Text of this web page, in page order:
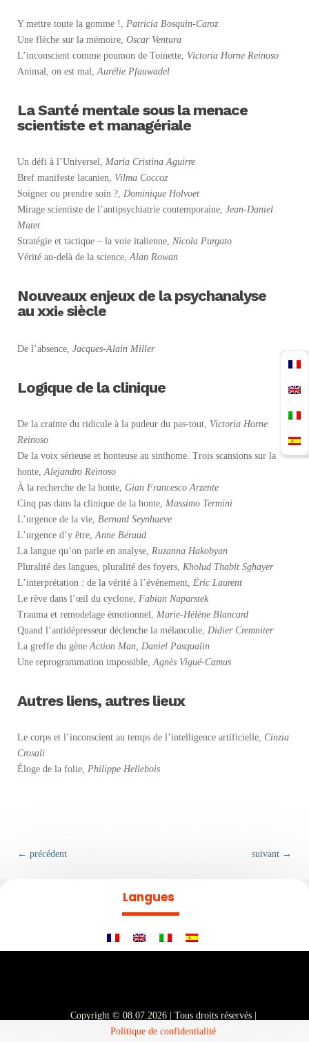
Y mettre toute la gomme !, Patricia Bosquin-Caroz
Une flèche sur la mémoire, Oscar Ventura
L’inconscient comme poumon de Toinette, Victoria Horne Reinoso
Animal, on est mal, Aurélie Pfauwadel
La Santé mentale sous la menace
scientiste et managériale
Un défi à l’Universel, Maria Cristina Aguirre
Bref manifeste lacanien, Vilma Coccoz
Soigner ou prendre soin ?, Dominique Holvoet
Mirage scientiste de l’antipsychiatrie contemporaine, Jean-Daniel
Matet
Stratégie et tactique – la voie italienne, Nicola Purgato
Vérité au-delà de la science, Alan Rowan
Nouveaux enjeux de la psychanalyse
au xxie siècle
De l’absence, Jacques-Alain Miller
Logique de la clinique
De la crainte du ridicule à la pudeur du pas-tout, Victoria Horne
Reinoso
De la voix sérieuse et honteuse au sinthome. Trois scansions sur la
honte, Alejandro Reinoso
À la recherche de la honte, Gian Francesco Arzente
Cinq pas dans la clinique de la honte, Massimo Termini
L’urgence de la vie, Bernard Seynhaeve
L’urgence d’y être, Anne Béraud
La langue qu’on parle en analyse, Ruzanna Hakobyan
Pluralité des langues, pluralité des foyers, Kholud Thabit Sghayer
L’interprétation : de la vérité à l’événement, Éric Laurent
Le rêve dans l’œil du cyclone, Fabian Naparstek
Trauma et remodelage émotionnel, Marie-Hélène Blancard
Quand l’antidépresseur déclenche la mélancolie, Didier Cremniter
La greffe du gène Action Man, Daniel Pasqualin
Une reprogrammation impossible, Agnès Vigué-Camus
Autres liens, autres lieux
Le corps et l’inconscient au temps de l’intelligence artificielle, Cinzia
Crosali
Éloge de la folie, Philippe Hellebois
← précédent suivant →
Langues
Copyright © 08.07.2026 | Tous droits réservés |
Politique de confidentialité